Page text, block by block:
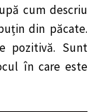
cum descriu
din păcate.
pozitivă. Sunt
în care este